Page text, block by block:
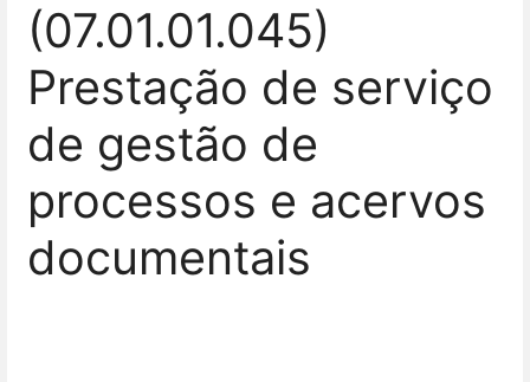
(07.01.01.045)
Prestação de serviço
de gestão de
processos e acervos
documentais